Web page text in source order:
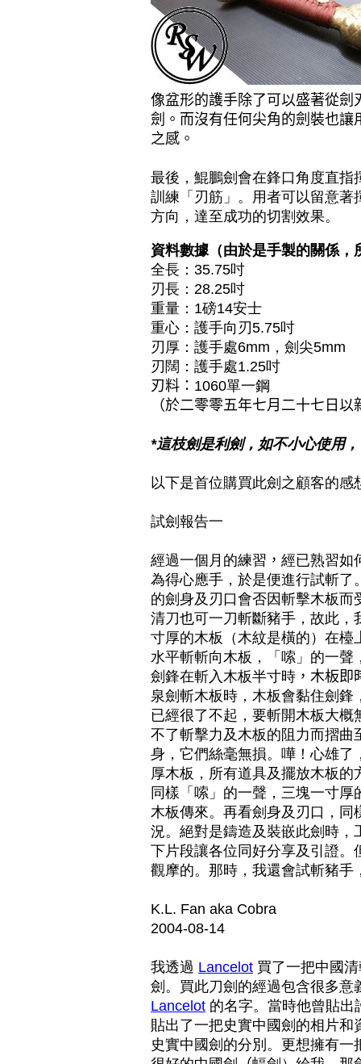
像盆形的護手除了可以盛著從
劍。而沒有任何尖角的劍裝也
之感。
最後，鯤鵬劍會在鋒口角度直
訓練「刃筋」。用者可以留意
方向，達至成功的切割效果。
資料數據（由於是手製的關係，
全長：35.75吋
刃長：28.25吋
重量：1磅14安士
重心：護手向刃5.75吋
刃厚：護手處6mm，劍尖5mm
刃闊：護手處1.25吋
刃料： 1060單一鋼
（於二零零五年七月二十七日
*這枝劍是利劍，如不小心使用
以下是首位購買此劍之顧客的感
試劍報告一
經過一個月的練習 ， 經已熟習如
為得心應手，於是便進行試斬
的劍身及刃口會否因斬擊木板
清刀也可一刀斬斷豬手，故此
寸厚的木板（木紋是橫的）在
水平斬斬向木板，「嗦」的一
劍鋒在斬入木板半寸時 ，木板即
泉劍斬木板時，木板會黏住劍
已經很了不起，要斬開木板大
不了斬擊力及木板的阻力而摺曲
身，它們絲毫無損。嘩！心雄
厚木板，所有道具及擺放木板
同樣「嗦」的一聲，三塊一寸
木板傳來。再看劍身及刃口，
況。絕對是鑄造及裝嵌此劍時
下片段讓各位同好分享及引證
觀摩的。那時，我還會試斬豬手
K.L. Fan aka Cobra
2004-08-14
我透過 Lancelot 買了一把中國
劍。買此刀劍的經過包含很多
Lancelot 的名字。當時他曾貼
貼出了一把史實中國劍的相片
史實中國劍的分別。更想擁有